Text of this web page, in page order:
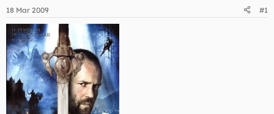
d
o
r
d
e
l
t
e
m
a
i
i
c
i
o
18 Mar 2009 #1